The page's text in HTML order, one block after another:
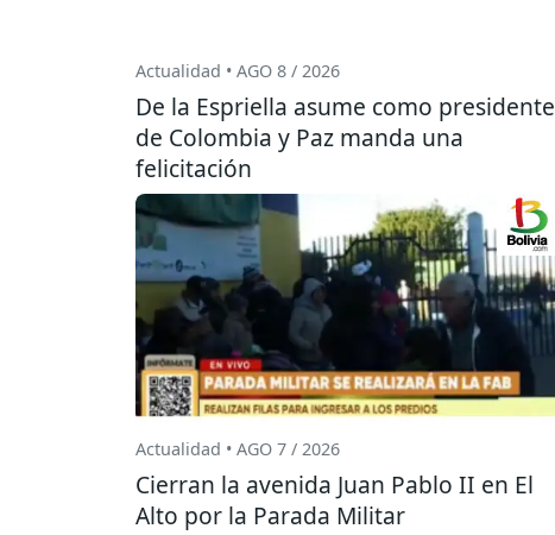
Actualidad • AGO 8 / 2026
De la Espriella asume como presidente
de Colombia y Paz manda una
felicitación
Actualidad • AGO 7 / 2026
Cierran la avenida Juan Pablo II en El
Alto por la Parada Militar